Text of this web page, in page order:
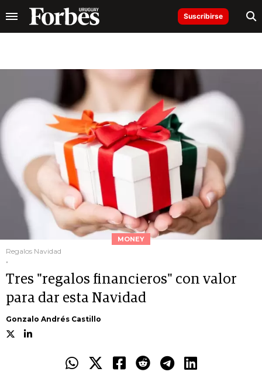
Suscribirse
MONEY
Regalos Navidad
.
Tres "regalos financieros" con valor
para dar esta Navidad
Gonzalo Andrés Castillo